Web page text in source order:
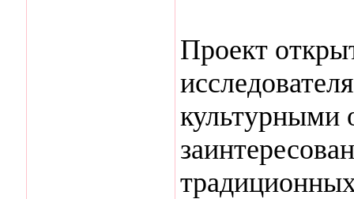
Проект
культурными